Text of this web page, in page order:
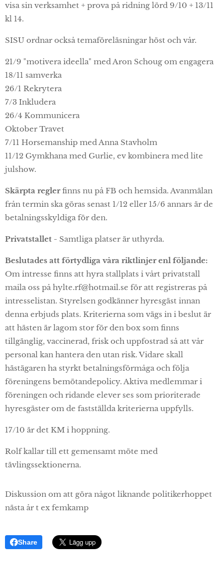
visa sin verksamhet + prova på ridning lörd 9/10 + 13/11
kl 14.
SISU ordnar också temaföreläsningar höst och vår.
21/9 "motivera ideella" med Aron Schoug om engagera
18/11 samverka
26/1 Rekrytera
7/3 Inkludera
26/4 Kommunicera
Oktober Travet
7/11 Horsemanship med Anna Stavholm
11/12 Gymkhana med Gurlie, ev kombinera med lite
julshow.
Skärpta reglerfinns nu på FB och hemsida. Avanmälan
från termin ska göras senast 1/12 eller 15/6 annars är de
betalningsskyldiga för den.
Privatstallet - Samtliga platser är uthyrda.
Beslutades att förtydliga våra riktlinjer enl följande:
Om intresse finns att hyra stallplats i vårt privatstall
maila oss på hylte.rf@hotmail.se för att registreras på
intresselistan. Styrelsen godkänner hyresgäst innan
denna erbjuds plats. Kriterierna som vägs in i beslut är
att hästen är lagom stor för den box som finns
tillgänglig, vaccinerad, frisk och uppfostrad så att vår
personal kan hantera den utan risk. Vidare skall
hästägaren ha styrkt betalningsförmåga och följa
föreningens bemötandepolicy. Aktiva medlemmar i
föreningen och ridande elever ses som prioriterade
hyresgäster om de fastställda kriterierna uppfylls.
17/10 är det KM i hoppning.
Rolf kallar till ett gemensamt möte med
tävlingssektionerna.
Diskussion om att göra något liknande politikerhoppet
nästa år t ex femkamp
Share